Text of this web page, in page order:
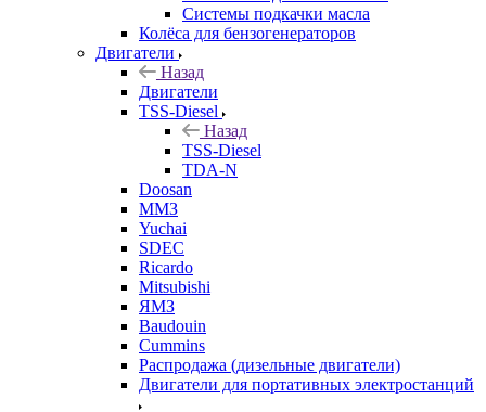
Системы подкачки масла
Колёса для бензогенераторов
Двигатели
Назад
Двигатели
TSS-Diesel
Назад
TSS-Diesel
TDA-N
Doosan
ММЗ
Yuchai
SDEC
Ricardo
Mitsubishi
ЯМЗ
Baudouin
Cummins
Распродажа (дизельные двигатели)
Двигатели для портативных электростанций